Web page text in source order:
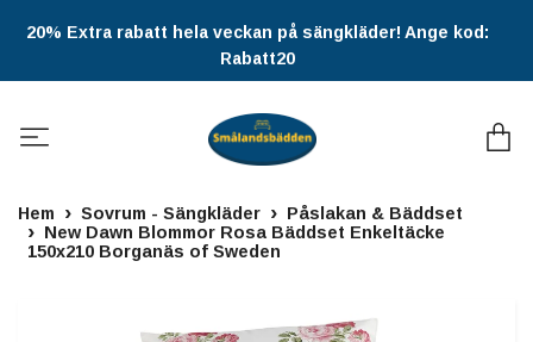
20% Extra rabatt hela veckan på sängkläder! Ange kod:
Rabatt20
Hem Sovrum - Sängkläder
Påslakan & Bäddset
New Dawn Blommor Rosa Bäddset Enkeltäcke
150x210 Borganäs of Sweden